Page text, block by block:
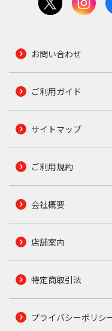
お問い合わせ
ご利用ガイド
サイトマップ
ご利用規約
会社概要
店舗案内
特定商取引法
プライバシーポリシ